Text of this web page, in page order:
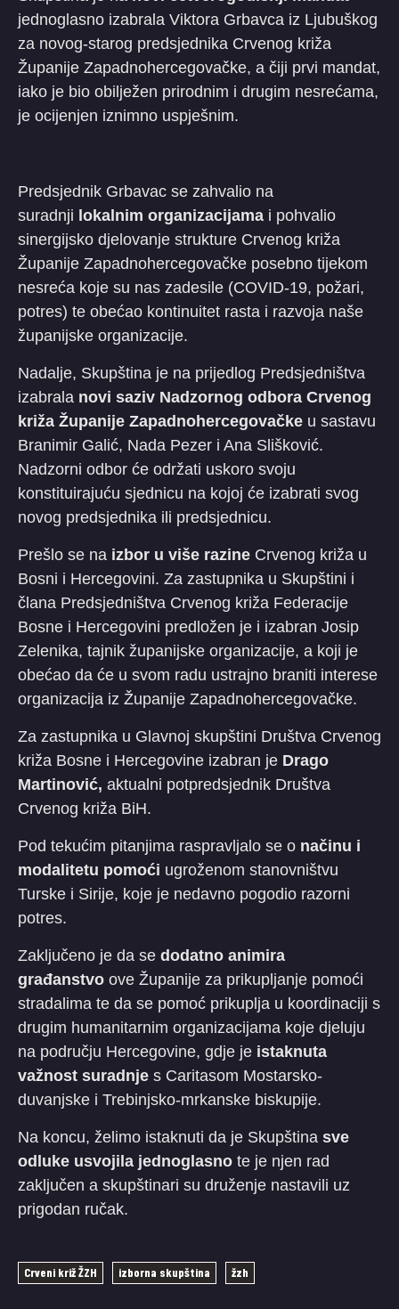
jednoglasno izabrala Viktora Grbavca iz Ljubuškog
za novog-starog predsjednika Crvenog križa
Županije Zapadnohercegovačke, a čiji prvi mandat,
iako je bio obilježen prirodnim i drugim nesrećama,
je ocijenjen iznimno uspješnim.
Predsjednik Grbavac se zahvalio na
suradnji lokalnim organizacijama i pohvalio
sinergijsko djelovanje strukture Crvenog križa
Županije Zapadnohercegovačke posebno tijekom
nesreća koje su nas zadesile (COVID-19, požari,
potres) te obećao kontinuitet rasta i razvoja naše
županijske organizacije.
Nadalje, Skupština je na prijedlog Predsjedništva
izabrala novi saziv Nadzornog odbora Crvenog
križa Županije Zapadnohercegovačke u sastavu
Branimir Galić, Nada Pezer i Ana Slišković.
Nadzorni odbor će održati uskoro svoju
konstituirajuću sjednicu na kojoj će izabrati svog
novog predsjednika ili predsjednicu.
Prešlo se na izbor u više razine Crvenog križa u
Bosni i Hercegovini. Za zastupnika u Skupštini i
člana Predsjedništva Crvenog križa Federacije
Bosne i Hercegovini predložen je i izabran Josip
Zelenika, tajnik županijske organizacije, a koji je
obećao da će u svom radu ustrajno braniti interese
organizacija iz Županije Zapadnohercegovačke.
Za zastupnika u Glavnoj skupštini Društva Crvenog
križa Bosne i Hercegovine izabran je Drago
Martinović, aktualni potpredsjednik Društva
Crvenog križa BiH.
Pod tekućim pitanjima raspravljalo se o načinu i
modalitetu pomoći ugroženom stanovništvu
Turske i Sirije, koje je nedavno pogodio razorni
potres.
Zaključeno je da se dodatno animira
građanstvo ove Županije za prikupljanje pomoći
stradalima te da se pomoć prikuplja u koordinaciji s
drugim humanitarnim organizacijama koje djeluju
na području Hercegovine, gdje je istaknuta
važnost suradnje s Caritasom Mostarsko-
duvanjske i Trebinjsko-mrkanske biskupije.
Na koncu, želimo istaknuti da je Skupština sve
odluke usvojila jednoglasno te je njen rad
zaključen a skupštinari su druženje nastavili uz
prigodan ručak.
Crveni križ ŽZH izborna skupština žzh